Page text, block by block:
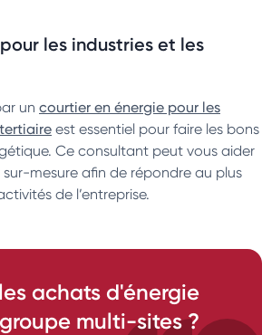
les industries et les
un courtier en énergie pour les
est essentiel pour faire les bons
Ce consultant peut vous aider
mesure afin de répondre au plus
de l’entreprise.
achats d'énergie
multi-sites ?